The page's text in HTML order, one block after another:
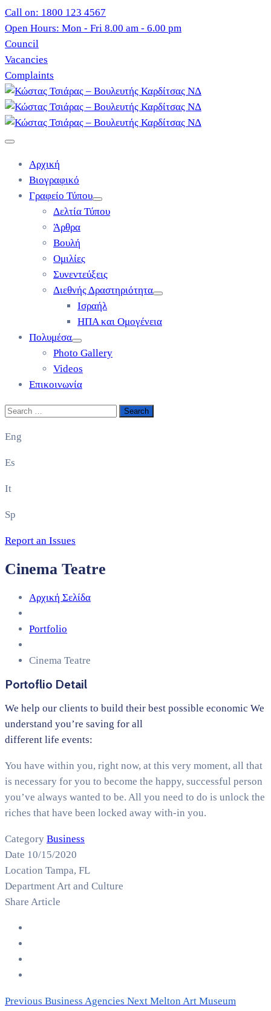
Call on: 1800 123 4567
Open Hours: Mon - Fri 8.00 am - 6.00 pm
Council
Vacancies
Complaints
Αρχική
Βιογραφικό
Γραφείο Τύπου
Δελτία Τύπου
Άρθρα
Βουλή
Ομιλίες
Συνεντεύξεις
Διεθνής Δραστηριότητα
Ισραήλ
ΗΠΑ και Ομογένεια
Πολυμέσα
Photo Gallery
Videos
Επικοινωνία
Eng
Es
It
Sp
Report an Issues
Cinema Teatre
Αρχική Σελίδα
Portfolio
Cinema Teatre
Portoflio Detail
We help our clients to build their best possible economic We
understand you’re saving for all
different life events:
You have within you, right now, at this very moment, all that
is necessary for you to become the happy, successful person
you’ve always wanted to be. All you need to do is unlock the
riches that have been locked away with-in you.
Category Business
Date 10/15/2020
Location Tampa, FL
DepartmentArt and Culture
Share Article
Previous Business Agencies Next Melton Art Museum